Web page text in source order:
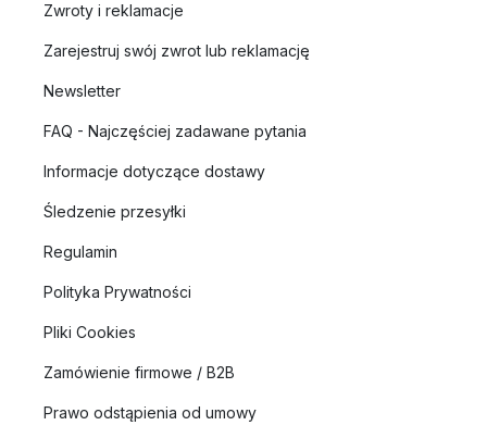
Zwroty i reklamacje
Zarejestruj swój zwrot lub reklamację
Newsletter
FAQ - Najczęściej zadawane pytania
Informacje dotyczące dostawy
Śledzenie przesyłki
Regulamin
Polityka Prywatności
Pliki Cookies
Zamówienie firmowe / B2B
Prawo odstąpienia od umowy